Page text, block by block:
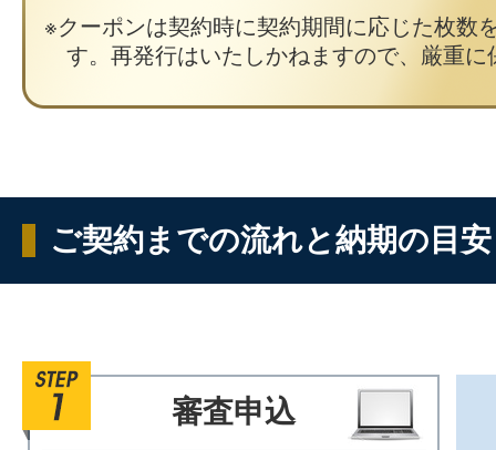
クーポンは契約時に契約期間に応じた枚数
す。再発行はいたしかねますので、厳重に
ご契約までの流れと納期の目安
審査申込